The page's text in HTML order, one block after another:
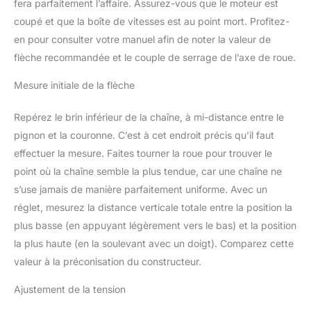
fera parfaitement l’affaire. Assurez-vous que le moteur est
coupé et que la boîte de vitesses est au point mort. Profitez-
en pour consulter votre manuel afin de noter la valeur de
flèche recommandée et le couple de serrage de l’axe de roue.
Mesure initiale de la flèche
Repérez le brin inférieur de la chaîne, à mi-distance entre le
pignon et la couronne. C’est à cet endroit précis qu’il faut
effectuer la mesure. Faites tourner la roue pour trouver le
point où la chaîne semble la plus tendue, car une chaîne ne
s’use jamais de manière parfaitement uniforme. Avec un
réglet, mesurez la distance verticale totale entre la position la
plus basse (en appuyant légèrement vers le bas) et la position
la plus haute (en la soulevant avec un doigt). Comparez cette
valeur à la préconisation du constructeur.
Ajustement de la tension